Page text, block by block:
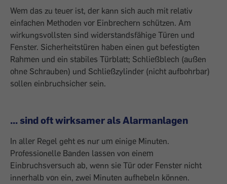
Wem das zu teuer ist, der kann sich auch mit relativ
einfachen Methoden vor Einbrechern schützen. Am
wirkungsvollsten sind widerstandsfähige Türen und
Fenster. Sicherheitstüren haben einen gut befestigten
Rahmen und ein stabiles Türblatt; Schließblech (außen
ohne Schrauben) und Schließzylinder (nicht aufbohrbar)
sollen einbruchsicher sein.
... sind oft wirksamer als Alarmanlagen
In aller Regel geht es nur um einige Minuten.
Professionelle Banden lassen von einem
Einbruchsversuch ab, wenn sie Tür oder Fenster nicht
innerhalb von ein, zwei Minuten auf­hebeln können.